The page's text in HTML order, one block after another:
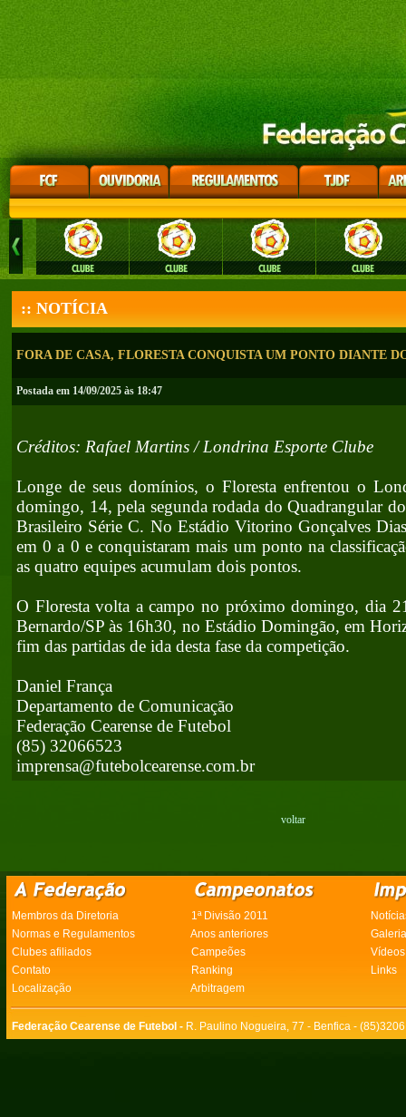
:: NOTÍCIA
FORA DE CASA, FLORESTA CONQUISTA UM PONTO DIANTE
Postada em 14/09/2025 às 18:47
Créditos: Rafael Martins / Londrina Esporte Clube
Longe de seus domínios, o Floresta enfrentou o
domingo, 14, pela segunda rodada do Quadrangular
Brasileiro Série C. No Estádio Vitorino Gonçalves
em 0 a 0 e conquistaram mais um ponto na
as quatro equipes acumulam dois pontos.
O Floresta volta a campo no próximo domingo, dia
Bernardo/SP às 16h30, no Estádio Domingão, em
fim das partidas de ida desta fase da competição.
Daniel França
Departamento de Comunicação
Federação Cearense de Futebol
(85) 32066523
imprensa@futebolcearense.com.br
voltar
Membros da Diretoria 1ª Divisão 2011
Normas e Regulamentos
Anos anteriores
Clubes afiliados
Campeões
Vídeos
Contato
Ranking
Links
Localização
Arbitragem
Federação Cearense de Futebol - R. Paulino Nogueira, 77 - Benfica -